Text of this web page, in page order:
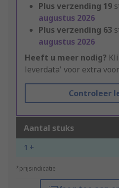
Plus verzending 19
augustus 2026
Plus verzending 63
augustus 2026
Heeft u meer nodig?
leverdata' voor extra
Controleer
Aantal stuks
1 +
*prijsindicatie